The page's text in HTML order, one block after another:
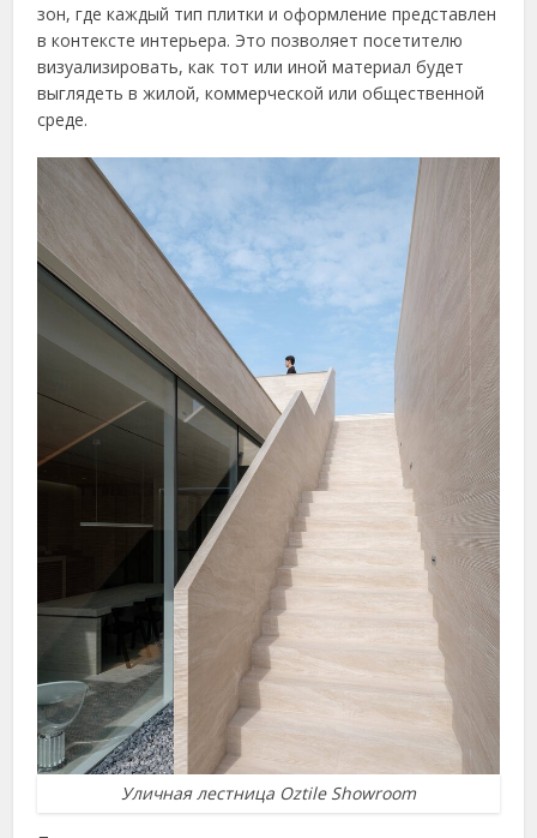
зон, где каждый тип плитки и оформление представлен
в контексте интерьера. Это позволяет посетителю
визуализировать, как тот или иной материал будет
выглядеть в жилой, коммерческой или общественной
среде.
Уличная лестница Oztile Showroom